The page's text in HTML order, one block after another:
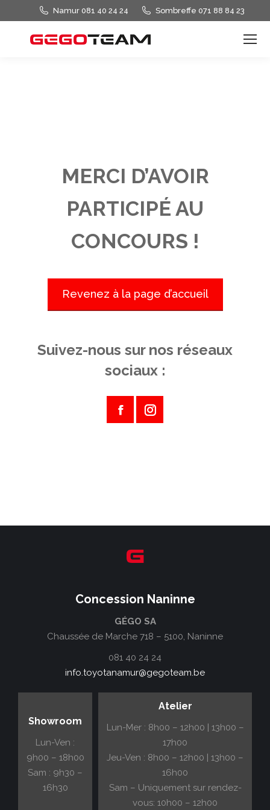
Namur 081 40 24 24 Sombreffe 071 88 84 23
MERCI D’AVOIR
PARTICIPÉ AU
CONCOURS !
Revenez à la page d’accueil
Suivez-nous sur nos réseaux
sociaux :
FacebookInstagram
Concession Naninne
GÉGO SA
Chaussée de Marche 718 – 5100, Naninne
081 40 24 24
info.toyotanamur@gegoteam.be
Showroom
Lun-Ven :
9h00 – 18h00
Sam : 9h30 –
16h30
Atelier
Lun-Mer : 8h00 – 12h00 | 13h00 –
17h00
Jeu-Ven : 8h00 – 12h00 | 13h00 –
16h00
Sam – Uniquement sur rendez-
vous: 10h00 – 12h00